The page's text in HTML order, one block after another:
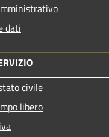
dati
civile
libero